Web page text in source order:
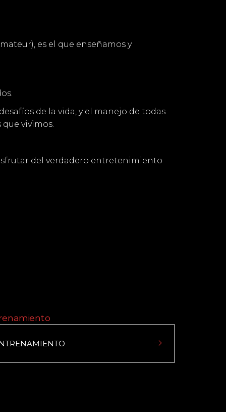
es el que enseñamos y
de la vida, y el manejo de todas
vivimos.
del verdadero entretenimiento